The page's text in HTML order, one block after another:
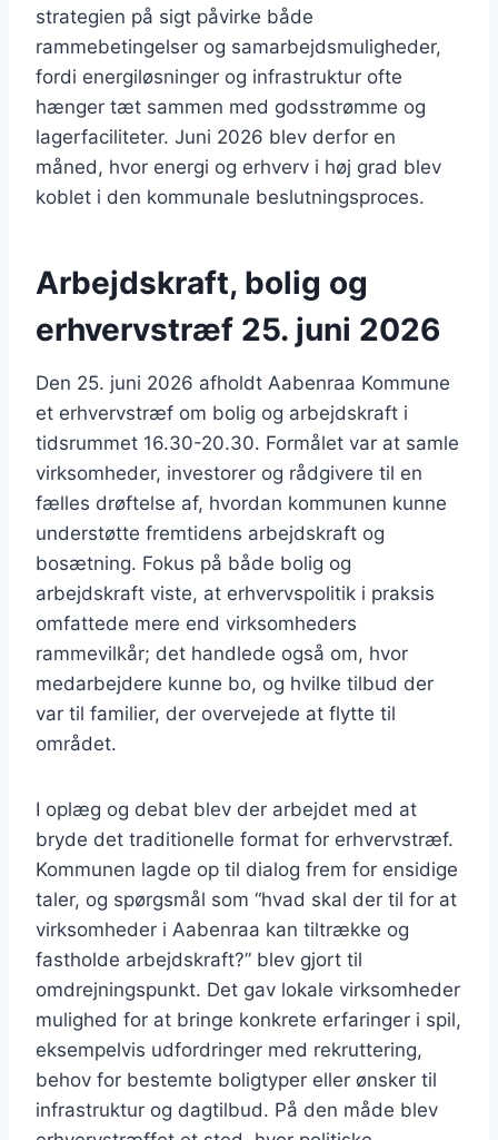
strategien på sigt påvirke både
rammebetingelser og samarbejdsmuligheder,
fordi energiløsninger og infrastruktur ofte
hænger tæt sammen med godsstrømme og
lagerfaciliteter. Juni 2026 blev derfor en
måned, hvor energi og erhverv i høj grad blev
koblet i den kommunale beslutningsproces.
Arbejdskraft, bolig og
erhvervstræf 25. juni 2026
Den 25. juni 2026 afholdt Aabenraa Kommune
et erhvervstræf om bolig og arbejdskraft i
tidsrummet 16.30-20.30. Formålet var at samle
virksomheder, investorer og rådgivere til en
fælles drøftelse af, hvordan kommunen kunne
understøtte fremtidens arbejdskraft og
bosætning. Fokus på både bolig og
arbejdskraft viste, at erhvervspolitik i praksis
omfattede mere end virksomheders
rammevilkår; det handlede også om, hvor
medarbejdere kunne bo, og hvilke tilbud der
var til familier, der overvejede at flytte til
området.
I oplæg og debat blev der arbejdet med at
bryde det traditionelle format for erhvervstræf.
Kommunen lagde op til dialog frem for ensidige
taler, og spørgsmål som “hvad skal der til for at
virksomheder i Aabenraa kan tiltrække og
fastholde arbejdskraft?” blev gjort til
omdrejningspunkt. Det gav lokale virksomheder
mulighed for at bringe konkrete erfaringer i spil,
eksempelvis udfordringer med rekruttering,
behov for bestemte boligtyper eller ønsker til
infrastruktur og dagtilbud. På den måde blev